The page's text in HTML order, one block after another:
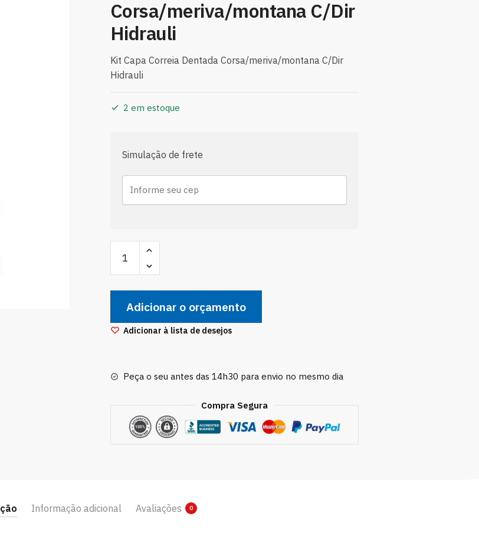
Corsa/meriva/montana C/Dir
Hidrauli
Kit Capa Correia Dentada Corsa/meriva/montana C/Dir
Hidrauli
2 em estoque
Simulação de frete
Capa
Correia
Dentada
Corsa/meriva/montana
C/Dir
Hidrauli
Adicionar o orçamento
Adicionar à lista de desejos
Peça o seu antes das 14h30 para envio no mesmo dia
Compra Segura
Informação adicional Avaliações 0